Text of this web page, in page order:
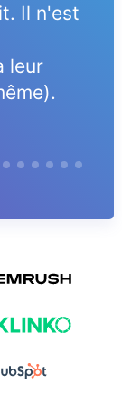
Il n'est
leur